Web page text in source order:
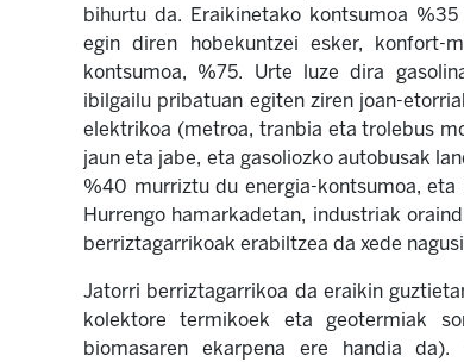
bihurtu da. Eraikinetako kontsumoa
egin diren hobekuntzei esker, konfort-
kontsumoa, %75. Urte luze dira
ibilgailu pribatuan egiten ziren joan-
elektrikoa (metroa, tranbia eta trolebus
jaun eta jabe, eta gasoliozko autobusak
%40 murriztu du energia-kontsumoa,
Hurrengo hamarkadetan, industriak
berriztagarrikoak erabiltzea da xede
Jatorri berriztagarrikoa da eraikin
kolektore termikoek eta geotermiak
biomasaren ekarpena ere handia